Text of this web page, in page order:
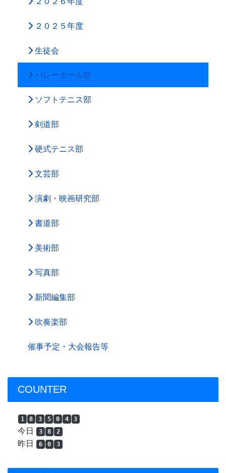
２０２５年度
生徒会
バレーボール部
ソフトテニス部
剣道部
硬式テニス部
文芸部
演劇・映画研究部
書道部
美術部
写真部
新聞編集部
吹奏楽部
催事予定・大会報告等
COUNTER
1 8 3 5 0 4 3
今日 3 8 2
昨日 6 0 3